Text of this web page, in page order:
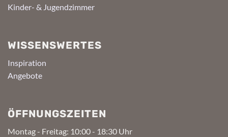
Kinder- & Jugendzimmer
WISSENSWERTES
Inspiration
Angebote
ÖFFNUNGSZEITEN
Montag - Freitag: 10:00 - 18:30 Uhr